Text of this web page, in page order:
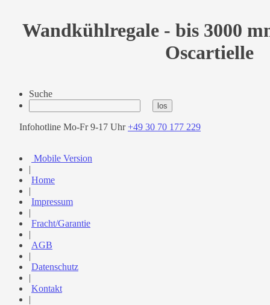
Wandkühlregale - bis 3000
Oscartielle
Suche
Infohotline Mo-Fr 9-17 Uhr+49 30 70 177 229
Mobile Version
|
Home
|
Impressum
|
Fracht/Garantie
|
AGB
|
Datenschutz
|
Kontakt
|